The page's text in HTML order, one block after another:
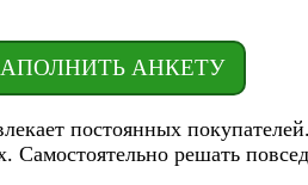
АНКЕТУ
постоянных
решать